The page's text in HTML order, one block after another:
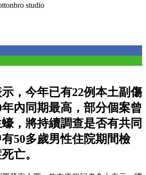
studio
，今年已有22例本土副傷
內同期最高，部分個案曾
，將持續調查是否有共同
50多歲男性住院期間檢
亡。